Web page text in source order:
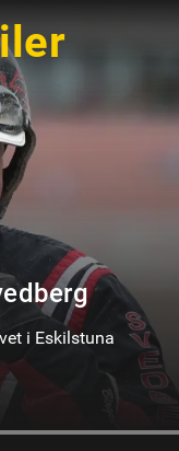
i Eskilstuna